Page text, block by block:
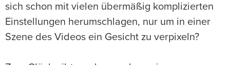
sich schon mit vielen übermäßig komplizierten
Einstellungen herumschlagen, nur um in einer
Szene des Videos ein Gesicht zu verpixeln?